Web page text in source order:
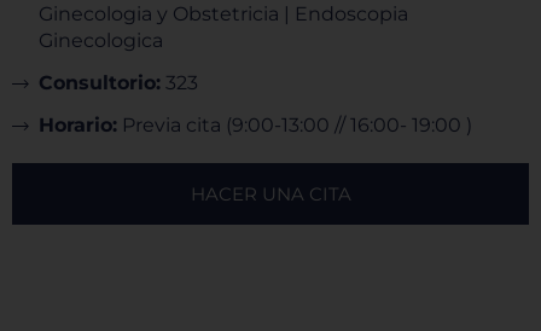
Ginecologia y Obstetricia | Endoscopia
Ginecologica
Consultorio: 323
Horario: Previa cita (9:00-13:00 // 16:00- 19:00 )
HACER UNA CITA